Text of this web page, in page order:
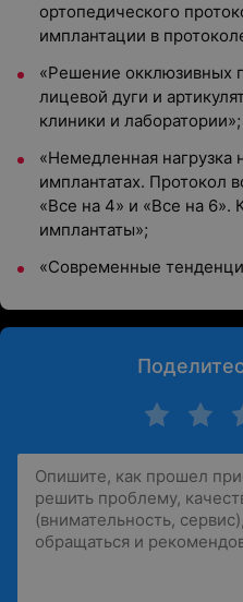
ортопедического
имплантации в
«Решение
лицевой дуги и
клиники и лаборатории»;
«Немедленная нагрузка
имплантатах. Протокол
«Все на 4» и «Все на 6».
имплантаты»;
«Современные